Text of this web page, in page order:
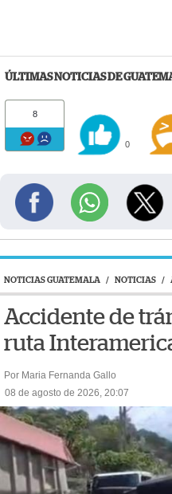
ÚLTIMAS NOTICIAS DE
8
0
NOTICIAS GUATEMALA / NOTICIAS /
Accidente de
ruta
Por Maria Fernanda Gallo
08 de agosto de 2026, 20:07